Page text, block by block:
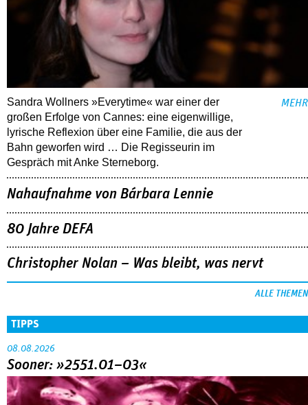
Sandra Wollners »Everytime« war einer der
großen Erfolge von Cannes: eine eigenwillige,
lyrische Reflexion über eine ­Familie, die aus der
Bahn geworfen wird … Die Regisseurin im
Gespräch mit Anke Sterneborg.
MEHR
Nahaufnahme von Bárbara Lennie
80 Jahre DEFA
Christopher Nolan – Was bleibt, was nervt
ALLE THEMEN
TIPPS
08.08.2026
Sooner: »2551.01–03«